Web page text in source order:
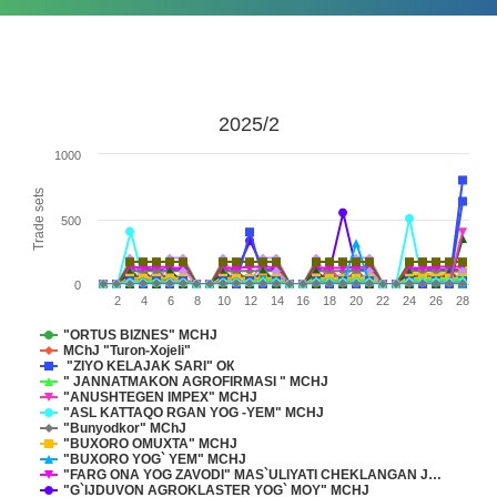
Trade sets
2025/2
"ORTUS BIZNES" MCHJ
MChJ "Turon-Xojeli"
"ZIYO KELAJAK SARI" ОК
" JANNATMAKON AGROFIRMASI " MCHJ
"ANUSHTEGEN IMPEX" MCHJ
"ASL KATTAQO RGAN YOG -YEM" MCHJ
"Bunyodkor" MChJ
"BUXORO OMUXTA" MCHJ
"BUXORO YOG` YEM" MCHJ
"FARG ONA YOG ZAVODI" MAS`ULIYATI CHEKLANGAN J…
"G`IJDUVON AGROKLASTER YOG` MOY" MCHJ
2 4 6 8 10 12 14 16 18 20 22 24 26 28
0
500
1000